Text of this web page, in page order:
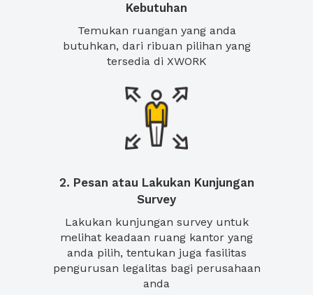
Kebutuhan
Temukan ruangan yang anda
butuhkan, dari ribuan pilihan yang
tersedia di XWORK
2. Pesan atau Lakukan Kunjungan
Survey
Lakukan kunjungan survey untuk
melihat keadaan ruang kantor yang
anda pilih, tentukan juga fasilitas
pengurusan legalitas bagi perusahaan
anda